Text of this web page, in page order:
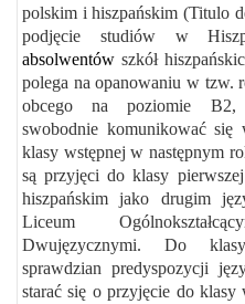
polskim i hiszpańskim (Titulo
podjęcie studiów w
absolwentów szkół
polega na opanowaniu w tzw.
obcego na poziomie B2,
swobodnie komunikować
klasy wstępnej w następnym
są przyjęci do klasy
hiszpańskim jako drugim
Liceum
Dwujęzycznymi. Do
sprawdzian predyspozycji
starać się o przyjęcie do